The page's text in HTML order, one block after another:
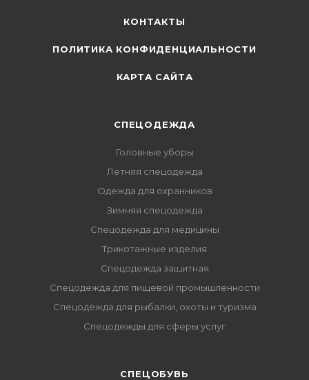
КОНТАКТЫ
ПОЛИТИКА КОНФИДЕНЦИАЛЬНОСТИ
КАРТА САЙТА
СПЕЦОДЕЖДА
Головные уборы
Летняя спецодежда
Одежда для охранников
Зимняя спецодежда
Спецодежда для медицины
Трикотажные изделия
Спецодежда защитная
Спецодежда для пищевой промышленности
Спецодежда для рыбалки, охоты и туризма
Спецодежды для сферы услуг
CПЕЦОБУВЬ